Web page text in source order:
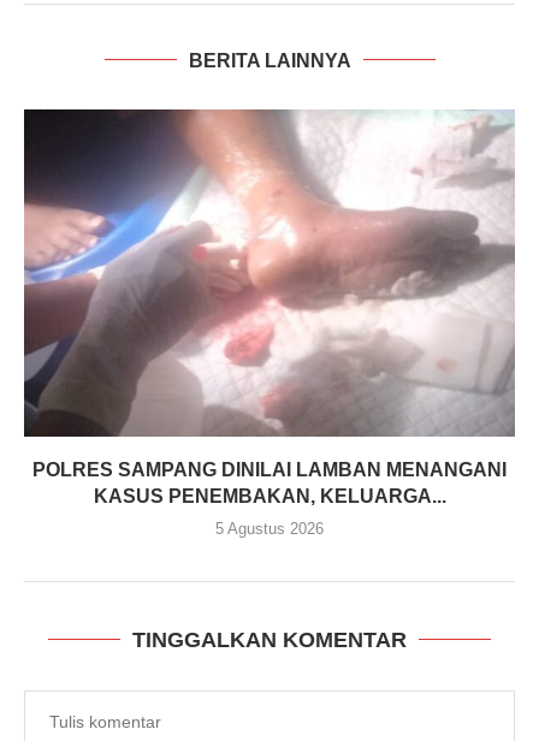
BERITA LAINNYA
POLRES SAMPANG DINILAI LAMBAN MENANGANI
KASUS PENEMBAKAN, KELUARGA...
5 Agustus 2026
TINGGALKAN KOMENTAR